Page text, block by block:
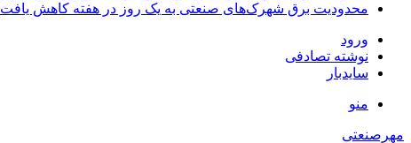
محدودیت برق شهرک‌های صنعتی به یک روز در هفته کاهش یافت
ورود
نوشته تصادفی
سایدبار
منو
مهرصنعتی